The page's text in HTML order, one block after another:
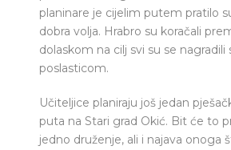
planinare je cijelim putem pratilo
dobra volja. Hrabro su koračali
dolaskom na cilj svi su se nagradili
poslasticom.
Učiteljice planiraju još jedan
puta na Stari grad Okić. Bit će to
jedno druženje, ali i najava onoga